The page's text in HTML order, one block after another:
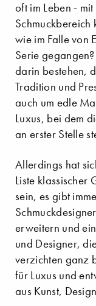
oft im Leben -
wie im Falle von
Serie
darin bestehen,
Tradition und
auch um edle
Luxus, bei dem
an erster Stelle
Allerdings hat
Liste klassischer
sein, es gibt
erweitern und
und Designer,
verzichten ganz
für Luxus und
aus Kunst,